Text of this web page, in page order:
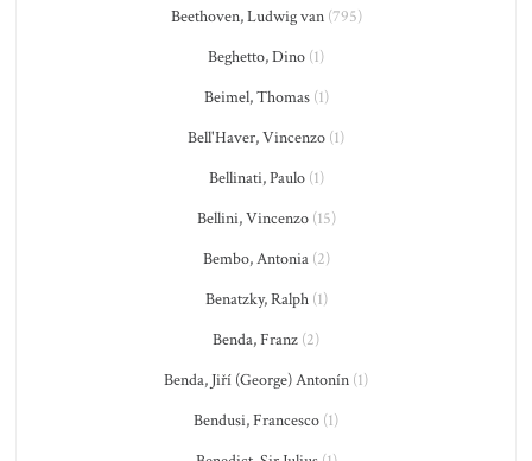
Beethoven, Ludwig van(795)
Beghetto, Dino (1)
Beimel, Thomas(1)
Bell'Haver, Vincenzo (1)
Bellinati, Paulo(1)
Bellini, Vincenzo(15)
Bembo, Antonia(2)
Benatzky, Ralph(1)
Benda, Franz (2)
Benda, Jiří (George) Antonín (1)
Bendusi, Francesco (1)